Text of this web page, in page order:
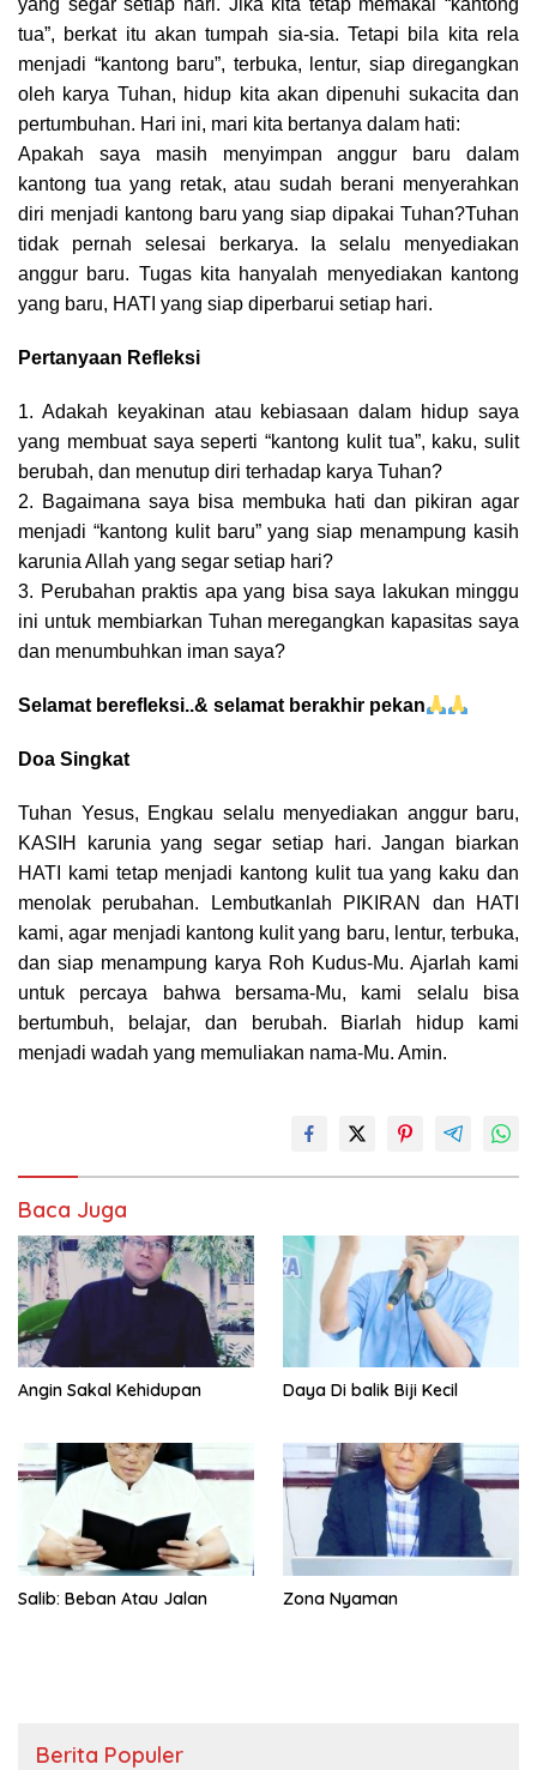
yang segar setiap hari. Jika kita tetap memakai “kantong
tua”, berkat itu akan tumpah sia-sia. Tetapi bila kita rela
menjadi “kantong baru”, terbuka, lentur, siap diregangkan
oleh karya Tuhan, hidup kita akan dipenuhi sukacita dan
pertumbuhan. Hari ini, mari kita bertanya dalam hati:
Apakah saya masih menyimpan anggur baru dalam
kantong tua yang retak, atau sudah berani menyerahkan
diri menjadi kantong baru yang siap dipakai Tuhan?Tuhan
tidak pernah selesai berkarya. Ia selalu menyediakan
anggur baru. Tugas kita hanyalah menyediakan kantong
yang baru, HATI yang siap diperbarui setiap hari.
Pertanyaan Refleksi
1. Adakah keyakinan atau kebiasaan dalam hidup saya
yang membuat saya seperti “kantong kulit tua”, kaku, sulit
berubah, dan menutup diri terhadap karya Tuhan?
2. Bagaimana saya bisa membuka hati dan pikiran agar
menjadi “kantong kulit baru” yang siap menampung kasih
karunia Allah yang segar setiap hari?
3. Perubahan praktis apa yang bisa saya lakukan minggu
ini untuk membiarkan Tuhan meregangkan kapasitas saya
dan menumbuhkan iman saya?
Selamat berefleksi..& selamat berakhir pekan
Doa Singkat
Tuhan Yesus, Engkau selalu menyediakan anggur baru,
KASIH karunia yang segar setiap hari. Jangan biarkan
HATI kami tetap menjadi kantong kulit tua yang kaku dan
menolak perubahan. Lembutkanlah PIKIRAN dan HATI
kami, agar menjadi kantong kulit yang baru, lentur, terbuka,
dan siap menampung karya Roh Kudus-Mu. Ajarlah kami
untuk percaya bahwa bersama-Mu, kami selalu bisa
bertumbuh, belajar, dan berubah. Biarlah hidup kami
menjadi wadah yang memuliakan nama-Mu. Amin.
Baca Juga
Angin Sakal Kehidupan Daya Di balik Biji Kecil
Salib: Beban Atau Jalan Zona Nyaman
Berita Populer